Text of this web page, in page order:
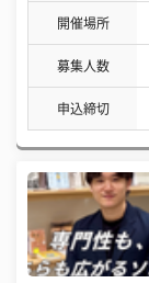
開催場所
募集人数
申込締切